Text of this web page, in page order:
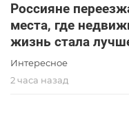
Россияне
места, где
жизнь стала
Интересное
2 часа назад